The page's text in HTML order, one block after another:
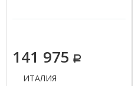
141 975
ИТАЛИЯ